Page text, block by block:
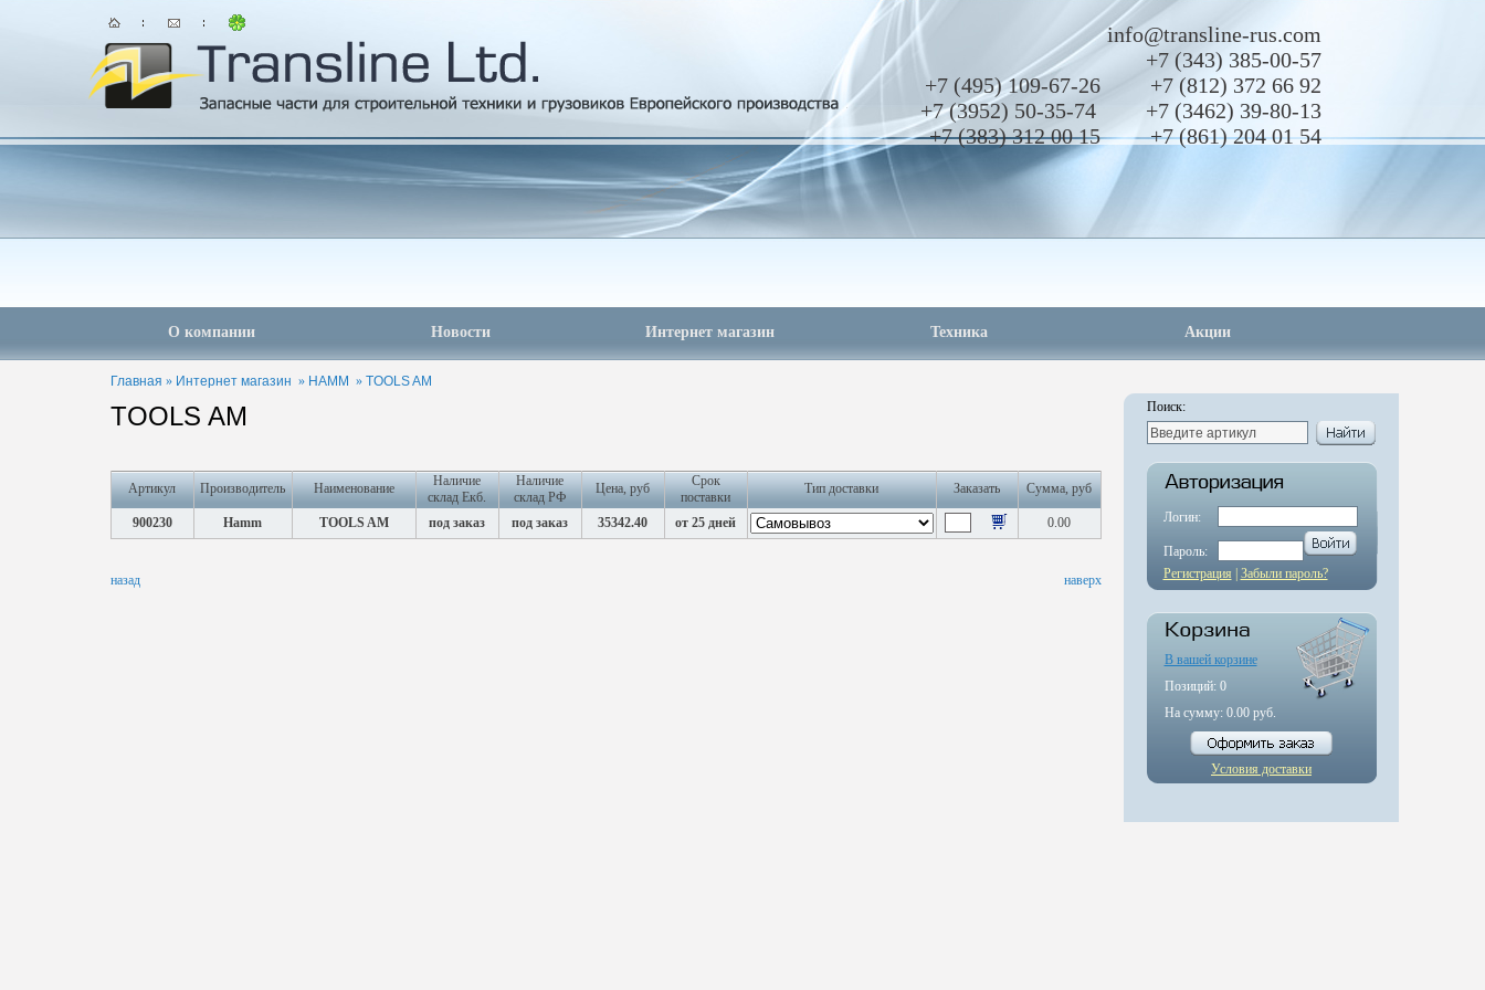
info@transline-rus.com
+7 (343) 385-00-57
+7 (495) 109-67-26 +7 (812) 372 66 92
+7 (3952) 50-35-74 +7 (3462) 39-80-13
+7 (383) 312 00 15 +7 (861) 204 01 54
О компании Новости Интернет магазин Техника Акции
Поиск:
Логин:
Пароль:
Регистрация
Забыли пароль?
В вашей корзине
Позиций: 0
На сумму: 0.00руб.
Условия доставки
Главная » Интернет магазин » HAMM » TOOLS AM
TOOLS AM
Артикул Производитель Наименование
Наличие
склад Екб.
Наличие
склад РФ
Цена, руб
Срок
поставки
Тип доставки Заказать Сумма, руб
900230 Hamm TOOLS AM под заказ под заказ 35342.40 от 25 дней 0.00
назад наверх